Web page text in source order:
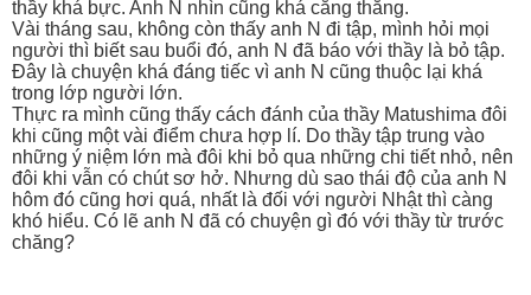
thầy khá bực. Anh N nhìn cũng khá căng thẳng.
Vài tháng sau, không còn thấy anh N đi tập, mình hỏi mọi
người thì biết sau buổi đó, anh N đã báo với thầy là bỏ tập.
Đây là chuyện khá đáng tiếc vì anh N cũng thuộc lại khá
trong lớp người lớn.
Thực ra mình cũng thấy cách đánh của thầy Matushima đôi
khi cũng một vài điểm chưa hợp lí. Do thầy tập trung vào
những ý niệm lớn mà đôi khi bỏ qua những chi tiết nhỏ, nên
đôi khi vẫn có chút sơ hở. Nhưng dù sao thái độ của anh N
hôm đó cũng hơi quá, nhất là đối với người Nhật thì càng
khó hiểu. Có lẽ anh N đã có chuyện gì đó với thầy từ trước
chăng?